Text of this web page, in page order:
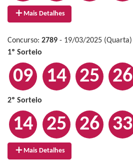
Mais Detalhes
Concurso: 2789 - 19/03/2025 (Quarta)
1º Sorteio
09 14 25 26
2º Sorteio
14 25 26 33
Mais Detalhes